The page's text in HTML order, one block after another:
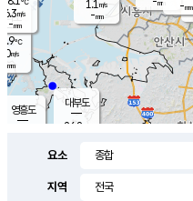
의도
℃
m/s
mm
영흥도
대부도
26.8
mm -mm
6.3m/s
-mm
1.1 m/s
-mm
요소
지역